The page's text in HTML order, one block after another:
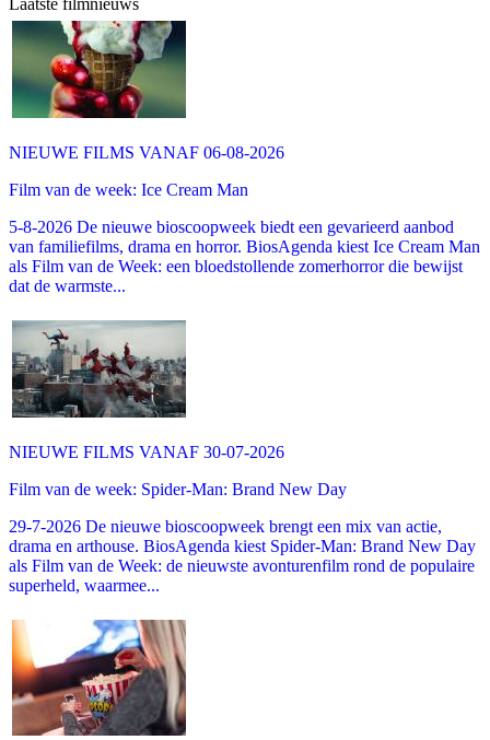
Laatste filmnieuws
NIEUWE FILMS VANAF 06-08-2026
Film van de week: Ice Cream Man
5-8-2026 De nieuwe bioscoopweek biedt een gevarieerd aanbod
van familiefilms, drama en horror. BiosAgenda kiest Ice Cream Man
als Film van de Week: een bloedstollende zomerhorror die bewijst
dat de warmste...
NIEUWE FILMS VANAF 30-07-2026
Film van de week: Spider-Man: Brand New Day
29-7-2026 De nieuwe bioscoopweek brengt een mix van actie,
drama en arthouse. BiosAgenda kiest Spider-Man: Brand New Day
als Film van de Week: de nieuwste avonturenfilm rond de populaire
superheld, waarmee...